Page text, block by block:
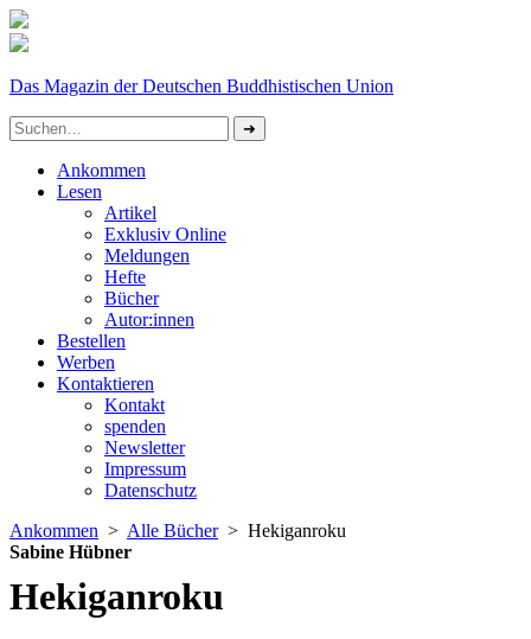
Das Magazin der Deutschen Buddhistischen Union
Ankommen
Lesen
Artikel
Exklusiv Online
Meldungen
Hefte
Bücher
Autor:innen
Bestellen
Werben
Kontaktieren
Kontakt
spenden
Newsletter
Impressum
Datenschutz­
Ankommen > Alle Bücher> Hekiganroku
Sabine Hübner
Hekiganroku